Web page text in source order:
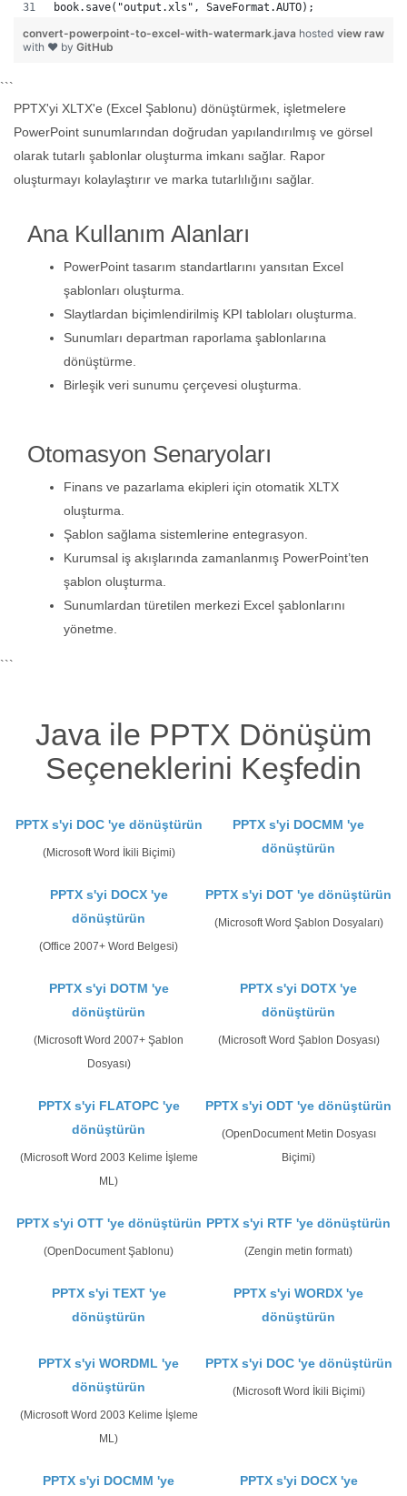
book.save("output.xls", SaveFormat.AUTO);
view raw
convert-powerpoint-to-excel-with-watermark.java hosted
with ❤ by GitHub
```
PPTX'yi XLTX'e (Excel Şablonu) dönüştürmek, işletmelere
PowerPoint sunumlarından doğrudan yapılandırılmış ve görsel
olarak tutarlı şablonlar oluşturma imkanı sağlar. Rapor
oluşturmayı kolaylaştırır ve marka tutarlılığını sağlar.
Ana Kullanım Alanları
PowerPoint tasarım standartlarını yansıtan Excel
şablonları oluşturma.
Slaytlardan biçimlendirilmiş KPI tabloları oluşturma.
Sunumları departman raporlama şablonlarına
dönüştürme.
Birleşik veri sunumu çerçevesi oluşturma.
Otomasyon Senaryoları
Finans ve pazarlama ekipleri için otomatik XLTX
oluşturma.
Şablon sağlama sistemlerine entegrasyon.
Kurumsal iş akışlarında zamanlanmış PowerPoint’ten
şablon oluşturma.
Sunumlardan türetilen merkezi Excel şablonlarını
yönetme.
```
Java ile PPTX Dönüşüm
Seçeneklerini Keşfedin
PPTX s'yi DOC 'ye dönüştürün
(Microsoft Word İkili Biçimi)
PPTX s'yi DOCMM 'ye
dönüştürün
PPTX s'yi DOCX 'ye
dönüştürün
(Office 2007+ Word Belgesi)
PPTX s'yi DOT 'ye dönüştürün
(Microsoft Word Şablon Dosyaları)
PPTX s'yi DOTM 'ye
dönüştürün
(Microsoft Word 2007+ Şablon
Dosyası)
PPTX s'yi DOTX 'ye
dönüştürün
(Microsoft Word Şablon Dosyası)
PPTX s'yi FLATOPC 'ye
dönüştürün
(Microsoft Word 2003 Kelime İşleme
ML)
PPTX s'yi ODT 'ye dönüştürün
(OpenDocument Metin Dosyası
Biçimi)
PPTX s'yi OTT 'ye dönüştürün
(OpenDocument Şablonu)
PPTX s'yi RTF 'ye dönüştürün
(Zengin metin formatı)
PPTX s'yi TEXT 'ye
dönüştürün
PPTX s'yi WORDX 'ye
dönüştürün
PPTX s'yi WORDML 'ye
dönüştürün
(Microsoft Word 2003 Kelime İşleme
ML)
PPTX s'yi DOC 'ye dönüştürün
(Microsoft Word İkili Biçimi)
PPTX s'yi DOCMM 'ye
PPTX s'yi DOCX 'ye